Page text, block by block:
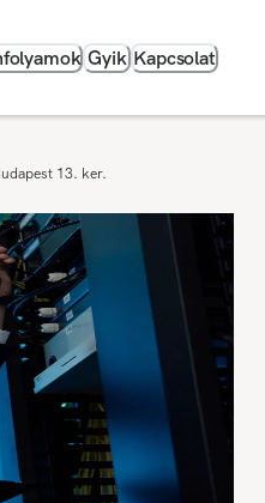
Gyik Kapcsolat
13. ker.